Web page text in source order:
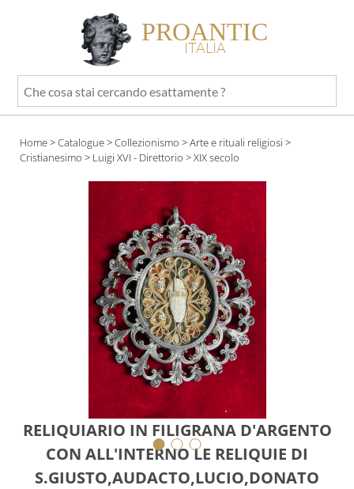
PROANTIC
ITALIA
Che
cosa
cercando
esattamente
Home>Catalogue>Collezionismo >Arte e rituali religiosi >
Cristianesimo > Luigi XVI - Direttorio > XIX secolo
RELIQUIARIO IN FILIGRANA D'ARGENTO
CON ALL'INTERNO LE RELIQUIE DI
S.GIUSTO,AUDACTO,LUCIO,DONATO